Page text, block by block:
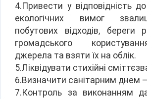
4.Привести у відповідність до
екологічних вимог
побутових відходів, береги
громадського
джерела та взяти їх на облік.
5.Ліквідувати стихійні
6.Визначити санітарним днем
7.Контроль за виконанням